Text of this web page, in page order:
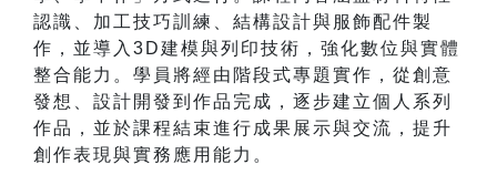
認識、加工技巧訓練、結構設計與服飾配件製
作，並導入3D建模與列印技術，強化數位與實體
整合能力。學員將經由階段式專題實作，從創意
發想、設計開發到作品完成，逐步建立個人系列
作品，並於課程結束進行成果展示與交流，提升
創作表現與實務應用能力。